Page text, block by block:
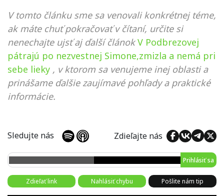
V tomto článku sme sa venovali konkrétnej téme,
ak máte chuť pokračovať v čítaní, určite si
nenechajte ujsť aj ďalší článok V Podbrezovej
pátrajú po nezvestnej Simone,zmizla a nemá pri
sebe lieky , v ktorom sa venujeme inej oblasti a
prinášame ďalšie zaujímavé pohľady a praktické
informácie.
Sledujte nás Zdieľajte nás
Prihlásiť sa
Zdieľať link Nahlásiť chybu Pošlite nám tip